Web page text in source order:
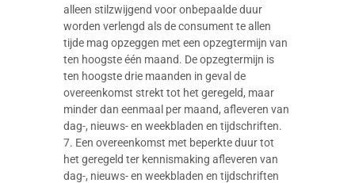
alleen stilzwijgend voor onbepaalde duur
worden verlengd als de consument te allen
tijde mag opzeggen met een opzegtermijn van
ten hoogste één maand. De opzegtermijn is
ten hoogste drie maanden in geval de
overeenkomst strekt tot het geregeld, maar
minder dan eenmaal per maand, afleveren van
dag-, nieuws- en weekbladen en tijdschriften.
7. Een overeenkomst met beperkte duur tot
het geregeld ter kennismaking afleveren van
dag-, nieuws- en weekbladen en tijdschriften